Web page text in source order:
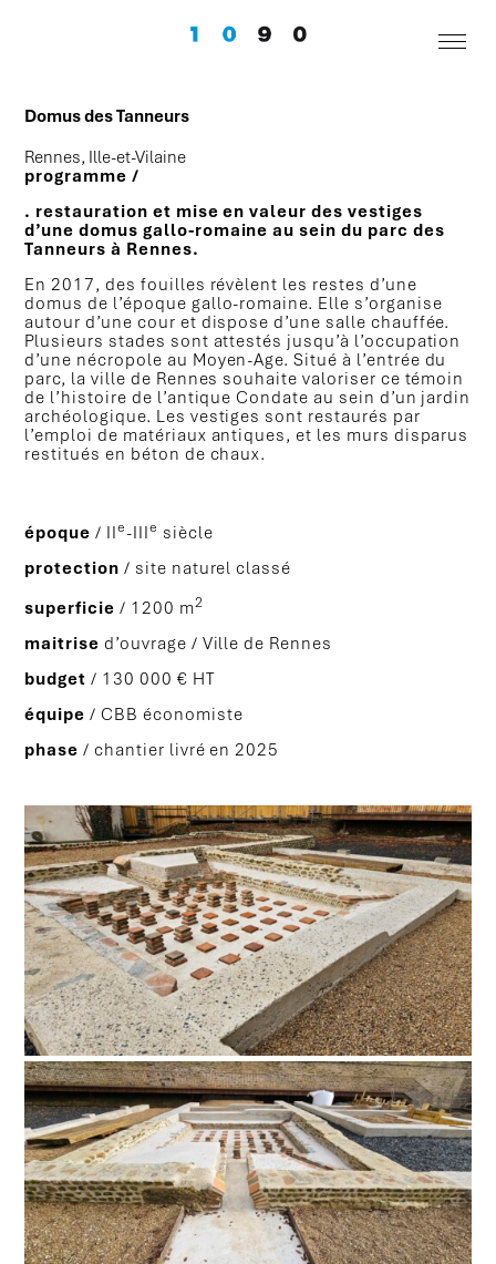
Domus des Tanneurs
Rennes, Ille-et-Vilaine
programme /
. restauration et mise en valeur des vestiges
d’une domus gallo-romaine au sein du parc des
Tanneurs à Rennes.
En 2017, des fouilles révèlent les restes d’une
domus de l’époque gallo-romaine. Elle s’organise
autour d’une cour et dispose d’une salle chauffée.
Plusieurs stades sont attestés jusqu’à l’occupation
d’une nécropole au Moyen-Age. Situé à l’entrée du
parc, la ville de Rennes souhaite valoriser ce témoin
de l’histoire de l’antique Condate au sein d’un jardin
archéologique. Les vestiges sont restaurés par
l’emploi de matériaux antiques, et les murs disparus
restitués en béton de chaux.
époque / IIe-IIIe siècle
protection / site naturel classé
superficie / 1200 m2
maitrise d’ouvrage / Ville de Rennes
budget / 130 000 € HT
équipe / CBB économiste
phase / chantier livré en 2025